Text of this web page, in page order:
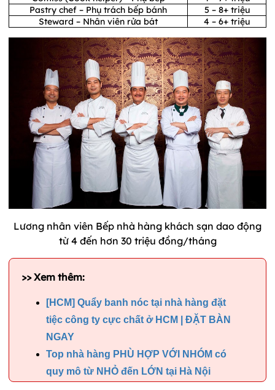
Pastry chef – Phụ trách bếp bánh
5 – 8+ triệu
Steward – Nhân viên rửa bát
4 – 6+ triệu
Lương nhân viên Bếp nhà hàng khách sạn dao động
từ 4 đến hơn 30 triệu đồng/tháng
>> Xem thêm:
[HCM] Quẩy banh nóc tại nhà hàng đặt
tiệc công ty cực chất ở HCM | ĐẶT BÀN
NGAY
Top nhà hàng PHÙ HỢP VỚI NHÓM có
quy mô từ NHỎ đến LỚN tại Hà Nội